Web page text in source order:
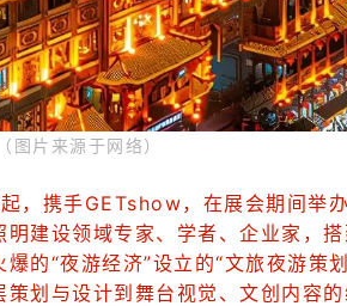
（图片来源于网络）
，携手GETshow，在展会期间举
建设领域专家、学者、企业家，
的“夜游经济”设立的“文旅夜游策
划与设计到舞台视觉、文创内容